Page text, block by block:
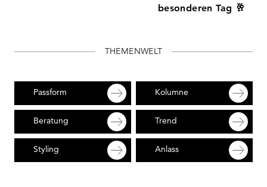
besonderen Tag 🥂
THEMENWELT
Passform Kolumne
Beratung Trend
Styling Anlass